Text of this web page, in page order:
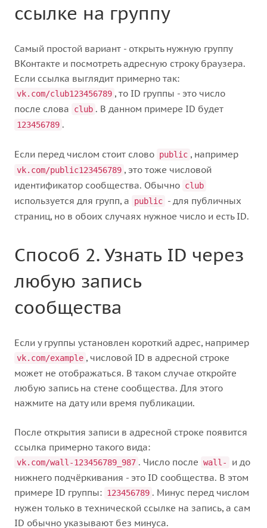
ссылке на группу
Самый простой вариант - открыть нужную группу
ВКонтакте и посмотреть адресную строку браузера.
Если ссылка выглядит примерно так:
vk.com/club123456789 , то ID группы - это число
после слова
club . В данном примере ID будет
123456789 .
Если перед числом стоит слово public , например
vk.com/public123456789 , это тоже числовой
идентификатор сообщества. Обычно club
используется для групп, а public - для публичных
страниц, но в обоих случаях нужное число и есть ID.
Способ 2. Узнать ID через
любую запись
сообщества
Если у группы установлен короткий адрес, например
vk.com/example , числовой ID в адресной строке
может не отображаться. В таком случае откройте
любую запись на стене сообщества. Для этого
нажмите на дату или время публикации.
После открытия записи в адресной строке появится
ссылка примерно такого вида:
vk.com/wall-123456789_987 . Число после wall-
и до
нижнего подчёркивания - это ID сообщества. В этом
примере ID группы: 123456789 . Минус перед числом
нужен только в технической ссылке на запись, а сам
ID обычно указывают без минуса.